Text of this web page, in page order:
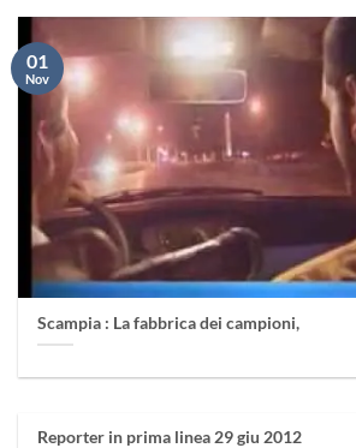
Scampia : La fabbrica dei campioni,
01
Nov
Reporter in prima linea 29 giu 2012